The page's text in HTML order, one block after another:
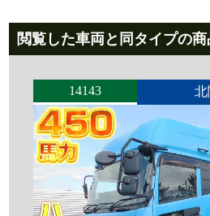
閲覧した車両と同タイプの商
14143 北